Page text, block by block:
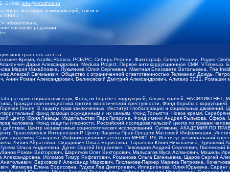
E-mail:info@infoshos.ru
массовых коммуникаций, связи и
2008 г.
обязательна.
согласие редакции
иностранного агента:
Время, Azatliq Radiosi, PCE/PC, Сибирь.Реалии, Фактограф, Север.Реалии, Радио
Дарья Александровна, Medusa Project, Первое антикоррупционное СМИ,
Мария Михайловна, Лукьянова Юлия Сергеевна, Маетная Елизавета Витальевна, The
Алексей Евгеньевич, Общество с ограниченной ответственностью Телеканал Дождь,
Роман Александрович, Великовский Дмитрий Александрович, Альтаир 2021, Ромашки
социальных наук, Фонд по борьбе с коррупцией, Альянс врачей,
Гражданская инициатива против экологической преступности, Фонд борьбы с
Линия, В защиту прав заключенных, Институт глобализации и социальных
фонд помощи осужденным и их семьям, Фонд Тольятти, Новое время,
Центр Юрия Левады, Издательство Парк Гагарина, Фонд имени Андрея Рылькова,
человека, Фонд защиты гласности, Российский исследовательский центр по правам
действие, Центр независимых социологических исследований, Сутяжник, АКАДЕМИЯ ПО
Трансперенси Интернешнл-Р, Центр Защиты Прав Средств Массовой Информации,
академика Сахарова, Информационное агентство МЕМО. РУ, Институт региональной
Лилия Айратовна, Сидорович Ольга Борисовна, Таранова Юлия Николаевна, Туровский
Ольга Андреевна, Дугин Сергей Георгиевич, Пивоваров Андрей Сергеевич, Писемский
Роман Викторович, Шарипков Олег Викторович, Мальсагов Муса Асланович, Мошель
Исламов Тимур Рифгатович, Романова Ольга Евгеньевна, Щаров Сергей
Верховский Александр Маркович, Пислакова-Паркер Марина Петровна,
Жемкова Елена Борисовна, Гудков Лев Дмитриевич, Илларионова Юлия Юрьевна,